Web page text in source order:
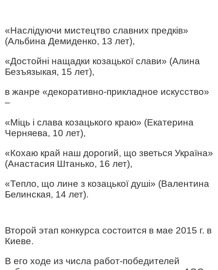
«Наслідуючи мистецтво славних предків»
(Альбина Демиденко, 13 лет),
«Достойні нащадки козацької слави» (Алина
Безъязыкая, 15 лет),
в жанре «декоративно-прикладное искусство»
–
«Міць і слава козацького краю» (Екатерина
Черняева, 10 лет),
«Кохаю край наш дорогий, що зветься Україна»
(Анастасия Штанько, 16 лет),
«Тепло, що лине з козацької душі» (Валентина
Белинская, 14 лет).
Второй этап конкурса состоится в мае 2015 г. в
Киеве.
В его ходе из числа работ-победителей